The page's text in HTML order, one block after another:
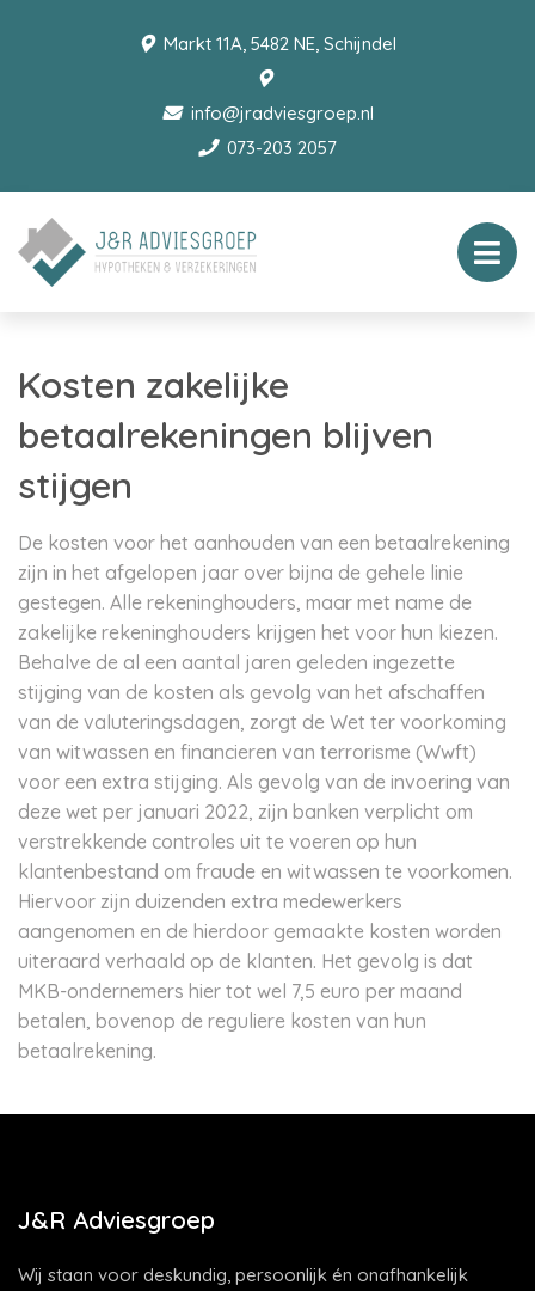
Markt 11A, 5482 NE, Schijndel
info@jradviesgroep.nl
073-203 2057
Kosten zakelijke
betaalrekeningen blijven
stijgen
De kosten voor het aanhouden van een betaalrekening
zijn in het afgelopen jaar over bijna de gehele linie
gestegen. Alle rekeninghouders, maar met name de
zakelijke rekeninghouders krijgen het voor hun kiezen.
Behalve de al een aantal jaren geleden ingezette
stijging van de kosten als gevolg van het afschaffen
van de valuteringsdagen, zorgt de Wet ter voorkoming
van witwassen en financieren van terrorisme (Wwft)
voor een extra stijging. Als gevolg van de invoering van
deze wet per januari 2022, zijn banken verplicht om
verstrekkende controles uit te voeren op hun
klantenbestand om fraude en witwassen te voorkomen.
Hiervoor zijn duizenden extra medewerkers
aangenomen en de hierdoor gemaakte kosten worden
uiteraard verhaald op de klanten. Het gevolg is dat
MKB-ondernemers hier tot wel 7,5 euro per maand
betalen, bovenop de reguliere kosten van hun
betaalrekening.
J&R Adviesgroep
Wij staan voor deskundig, persoonlijk én onafhankelijk